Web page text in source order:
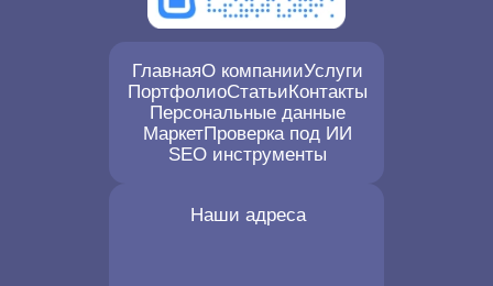
ГлавнаяО компанииУслуги
ПортфолиоСтатьи Контакты
Персональные данные
МаркетПроверка под ИИ
SEO инструменты
Наши адреса